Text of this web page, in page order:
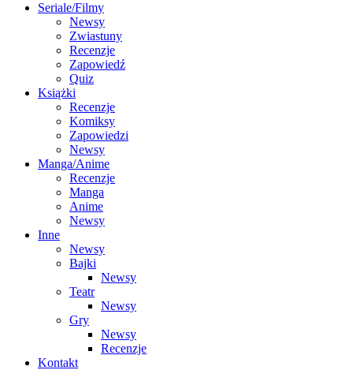
Seriale/Filmy
Newsy
Zwiastuny
Recenzje
Zapowiedź
Quiz
Książki
Recenzje
Komiksy
Zapowiedzi
Newsy
Manga/Anime
Recenzje
Manga
Anime
Newsy
Inne
Newsy
Bajki
Newsy
Teatr
Newsy
Gry
Newsy
Recenzje
Kontakt